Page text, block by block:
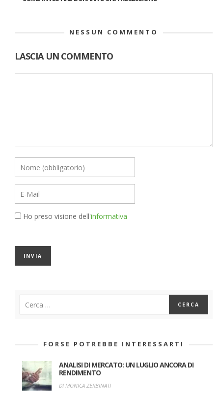
NESSUN COMMENTO
LASCIA UN COMMENTO
Ho preso visione dell'informativa
FORSE POTREBBE INTERESSARTI
ANALISI DI MERCATO: UN LUGLIO ANCORA DI
RENDIMENTO
DI MONICA ZERBINATI